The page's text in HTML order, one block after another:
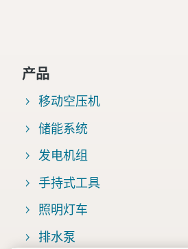
产品
移动空压机
储能系统
发电机组
手持式工具
照明灯车
排水泵